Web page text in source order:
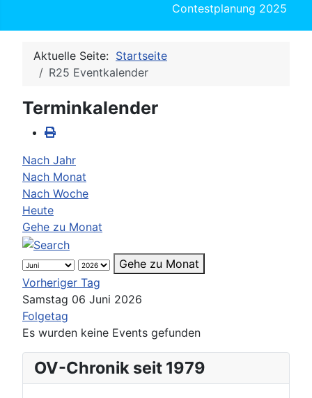
Contestplanung 2025
OV-Chronik seit 1979
Aktuelle Seite: Startseite
R25 Eventkalender
Terminkalender
Nach Jahr
Nach Monat
Nach Woche
Heute
Gehe zu Monat
Gehe zu Monat
Vorheriger Tag
Samstag 06 Juni 2026
Folgetag
Es wurden keine Events gefunden